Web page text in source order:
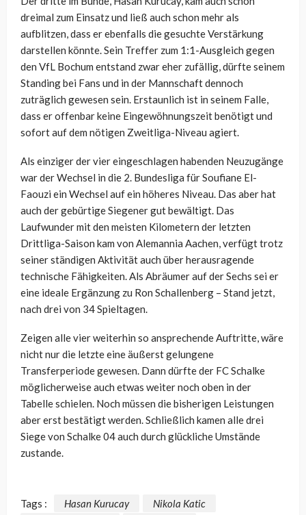
dreimal zum Einsatz und ließ auch schon mehr als
aufblitzen, dass er ebenfalls die gesuchte Verstärkung
darstellen könnte. Sein Treffer zum 1:1-Ausgleich gegen
den VfL Bochum entstand zwar eher zufällig, dürfte seinem
Standing bei Fans und in der Mannschaft dennoch
zuträglich gewesen sein. Erstaunlich ist in seinem Falle,
dass er offenbar keine Eingewöhnungszeit benötigt und
sofort auf dem nötigen Zweitliga-Niveau agiert.
Als einziger der vier eingeschlagen habenden Neuzugänge
war der Wechsel in die 2. Bundesliga für Soufiane El-
Faouzi ein Wechsel auf ein höheres Niveau. Das aber hat
auch der gebürtige Siegener gut bewältigt. Das
Laufwunder mit den meisten Kilometern der letzten
Drittliga-Saison kam von Alemannia Aachen, verfügt trotz
seiner ständigen Aktivität auch über herausragende
technische Fähigkeiten. Als Abräumer auf der Sechs sei er
eine ideale Ergänzung zu Ron Schallenberg – Stand jetzt,
nach drei von 34 Spieltagen.
Zeigen alle vier weiterhin so ansprechende Auftritte, wäre
nicht nur die letzte eine äußerst gelungene
Transferperiode gewesen. Dann dürfte der FC Schalke
möglicherweise auch etwas weiter noch oben in der
Tabelle schielen. Noch müssen die bisherigen Leistungen
aber erst bestätigt werden. Schließlich kamen alle drei
Siege von Schalke 04 auch durch glückliche Umstände
zustande.
Tags : Hasan Kurucay
Nikola Katic